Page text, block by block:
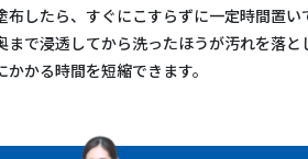
布したら、すぐにこすらずに一定時間置い
まで浸透してから洗ったほうが汚れを落と
かる時間を短縮できます。